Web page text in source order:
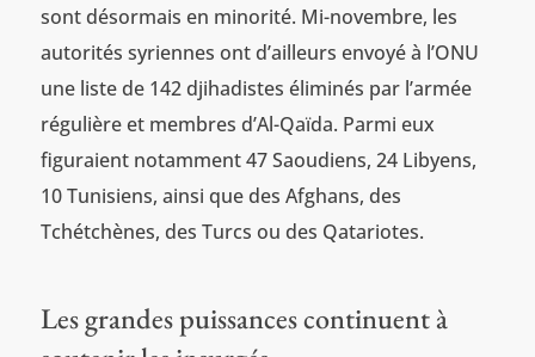
sont désormais en minorité. Mi-novembre, les
autorités syriennes ont d’ailleurs envoyé à l’ONU
une liste de 142 djihadistes éliminés par l’armée
régulière et membres d’Al-Qaïda. Parmi eux
figuraient notamment 47 Saoudiens, 24 Libyens,
10 Tunisiens, ainsi que des Afghans, des
Tchétchènes, des Turcs ou des Qatariotes.
Les grandes puissances continuent à